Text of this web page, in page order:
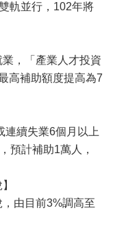
軌並行，102年將
，「產業人才投資
高補助額度提高為7
連續失業6個月以上
預計補助1萬人，
由目前3%調高至